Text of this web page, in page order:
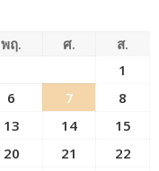
พฤ. ศ.
ส.
1
6 7
8
13 14
15
20 21
22